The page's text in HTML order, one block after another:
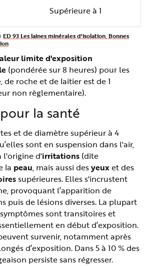
Supérieure à 1
ED 93 Les laines minérales d'isolation, Bonnes
limite d'exposition
(pondérée sur 8 heures) pour les
de roche et de laitier est de 1
non règlementaire).
la santé
et de diamètre supérieur à 4
sont en suspension dans l'air,
l'origine d'irritations (dite
la peau, mais aussi desyeuxet des
supérieures. Elles s'incrustent
provoquant l’apparition de
puis de lésions diverses. La plupart
sont transitoires et
en début d’exposition.
survenir, notamment après
d’exposition. Dans 5 à 10 % des
persiste sans régresser.